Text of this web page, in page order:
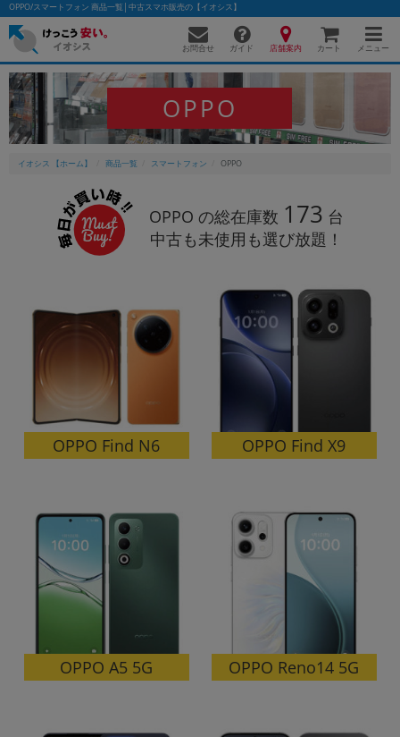
OPPO/スマートフォン 商品一覧│中古スマホ販売の【イオシス】
お問合せ ガイド 店舗案内 カート メニュー
OPPO
イオシス 【ホーム】 商品一覧 スマートフォン OPPO
OPPO の総在庫数 173 台
中古も未使用も選び放題！
OPPO Find N6 OPPO Find X9
OPPO A5 5G OPPO Reno14 5G
かんたんパソコン検索に切り替える
フリーワード
除外ワード
カテゴリー
商品ジャンルの絞り込み
「スマートフォン」「タブレット」など
シリーズ
「iPhone」「Xperia」「Galaxy」など
メーカー
製造、販売メーカーの絞り込み
商品の搭載機能による絞り込み
「5G対応」「防水」「ワンセグ」など
ドライブ
ドライブの絞り込み
「新品」「未使用」「中古」など
CPU